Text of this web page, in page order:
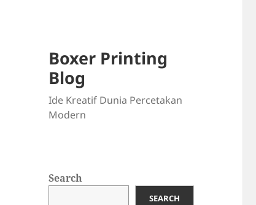
Boxer Printing
Blog
Ide Kreatif Dunia Percetakan
Modern
Search
SEARCH